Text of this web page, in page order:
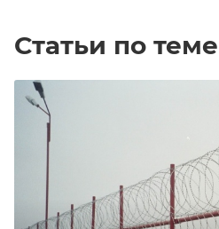
Статьи по теме